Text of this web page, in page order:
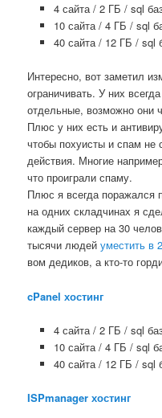
4 сайта / 2 ГБ / sql
10 сайта / 4 ГБ / sql
40 сайта / 12 ГБ / sql
Интересно, вот заметил
ограничивать. У них
отдельные, возможно они
Плюс у них есть и
чтобы похуисты и спам не
действия. Многие
что проиграли спаму.
Плюс я всегда поражался
на одних складчинах я
каждый сервер на 30
тысячи людейуместить в
вом дедиков, а кто-то
cPanel хостинг
4 сайта / 2 ГБ / sql
10 сайта / 4 ГБ / sql
40 сайта / 12 ГБ / sql
ISPmanager хостинг